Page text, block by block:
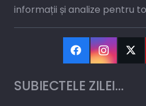
informații și analize pentru
SUBIECTELE ZILEI…